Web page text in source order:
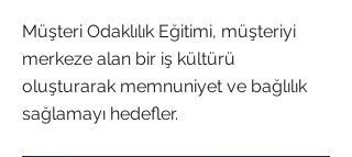
Müşteri Odaklılık Eğitimi, müşteriyi
merkeze alan bir iş kültürü
oluşturarak memnuniyet ve bağlılık
sağlamayı hedefler.